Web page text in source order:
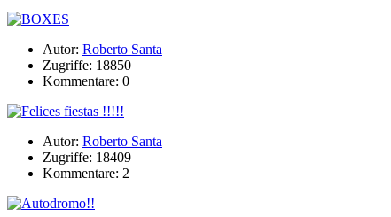
Autor: Roberto Santa
Zugriffe: 18850
Kommentare: 0
Autor: Roberto Santa
Zugriffe: 18409
Kommentare: 2